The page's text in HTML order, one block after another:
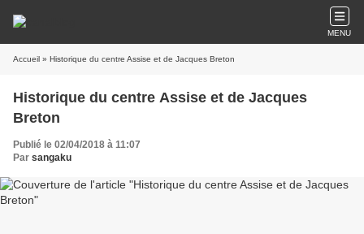
MENU
Accueil » Historique du centre Assise et de Jacques Breton
Historique du centre Assise et de Jacques
Breton
Publié le 02/04/2018 à 11:07
Par sangaku